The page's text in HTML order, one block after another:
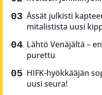
Ässät julkisti
mitalistista uusi
Lähtö Venäjältä –
purettu
HIFK-hyökkääjän
uusi seura!